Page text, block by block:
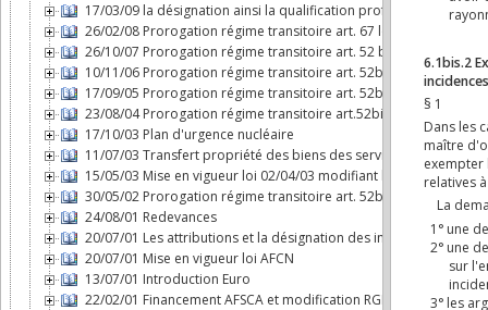
17/03/09 la désignation ainsi la qualification professionnelle de
26/02/08 Prorogation régime transitoire art. 67 loi AFCN
26/10/07 Prorogation régime transitoire art. 52 bis loi AFCN
10/11/06 Prorogation régime transitoire art. 52bis loi AFCN
17/09/05 Prorogation régime transitoire art. 52bis loi AFCN
23/08/04 Prorogation régime transitoire art.52bis loi AFCN
17/10/03 Plan d'urgence nucléaire
11/07/03 Transfert propriété des biens des services nucléaires à
15/05/03 Mise en vigueur loi 02/04/03 modifiant loi AFCN
30/05/02 Prorogation régime transitoire art. 52bis loi AFCN
24/08/01 Redevances
20/07/01 Les attributions et la désignation des inspecteurs
20/07/01 Mise en vigueur loi AFCN
13/07/01 Introduction Euro
22/02/01 Financement AFSCA et modification RGPRI